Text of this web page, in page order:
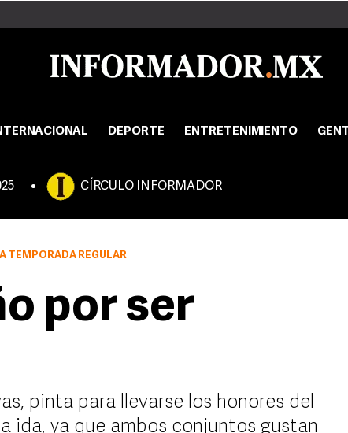
DEPORTE ENTRETENIMIENTO
CÍRCULO INFORMADOR
TEMPORADA REGULAR
por ser
pinta para llevarse los honores del
ida, ya que ambos conjuntos gustan